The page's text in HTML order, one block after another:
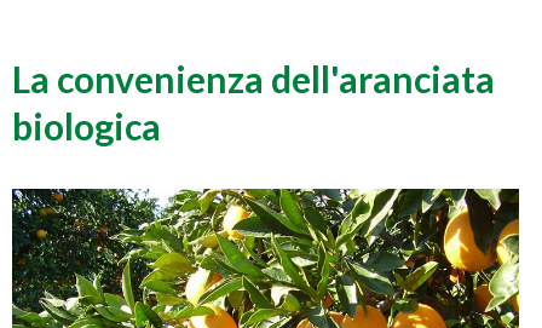
La convenienza dell'aranciata
biologica